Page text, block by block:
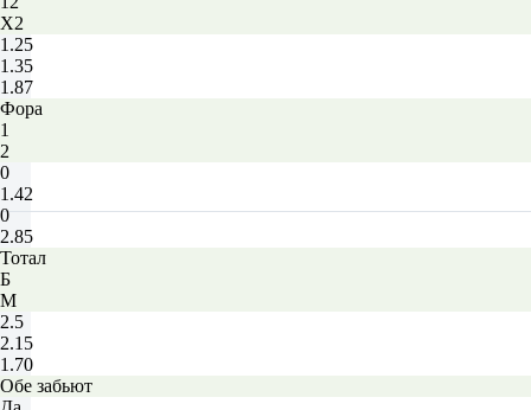
X2
1.25
1.35
1.87
Фора
1
2
0
1.42
0
2.85
Тотал
Б
М
2.5
2.15
1.70
Обе забьют